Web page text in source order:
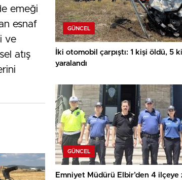
emeği
esnaf
ve
atış
GÜNCEL
İki otomobil çarpıştı: 1 kişi öldü, 5
yaralandı
GÜNCEL
Emniyet Müdürü Elbir’den 4 ilçeye